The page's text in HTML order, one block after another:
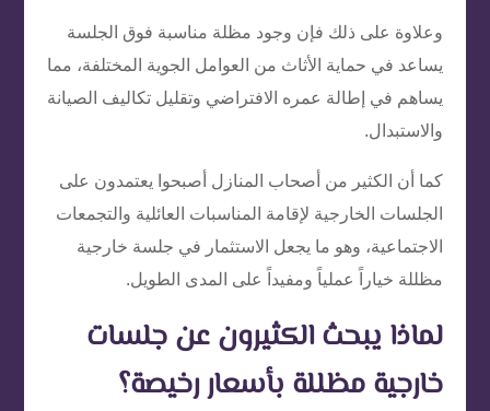
وعلاوة على ذلك فإن وجود مظلة مناسبة فوق الجلسة
يساعد في حماية الأثاث من العوامل الجوية المختلفة، مما
يساهم في إطالة عمره الافتراضي وتقليل تكاليف الصيانة
والاستبدال.
كما أن الكثير من أصحاب المنازل أصبحوا يعتمدون على
الجلسات الخارجية لإقامة المناسبات العائلية والتجمعات
الاجتماعية، وهو ما يجعل الاستثمار في جلسة خارجية
مظللة خياراً عملياً ومفيداً على المدى الطويل.
لماذا يبحث الكثيرون عن جلسات
خارجية مظللة بأسعار رخيصة؟